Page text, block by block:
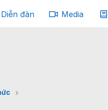
Diễn đàn Media